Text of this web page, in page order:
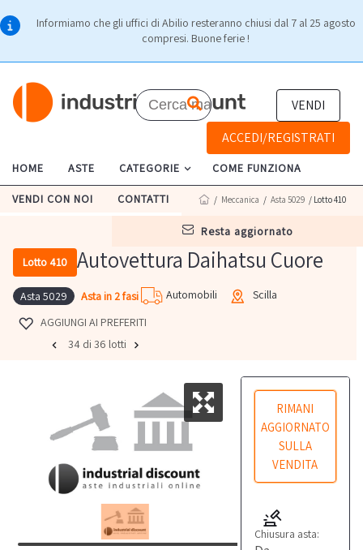
Informiamo che gli uffici di Abilio resteranno chiusi dal 7 al 25 agosto
compresi. Buone ferie !
VENDI
ACCEDI/REGISTRATI
HOME ASTE CATEGORIE COME FUNZIONA
VENDI CON NOI CONTATTI
resta aggiornato
/ Meccanica / Asta 5029 / Lotto 410
Lotto 410 Autovettura Daihatsu Cuore
Asta 5029 Asta in 2 fasi Automobili
Scilla
AGGIUNGI AI PREFERITI
34 di 36 lotti
RIMANI
AGGIORNATO
SULLA
VENDITA
Chiusura asta: